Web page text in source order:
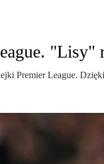
"Lisy"
Premier League.